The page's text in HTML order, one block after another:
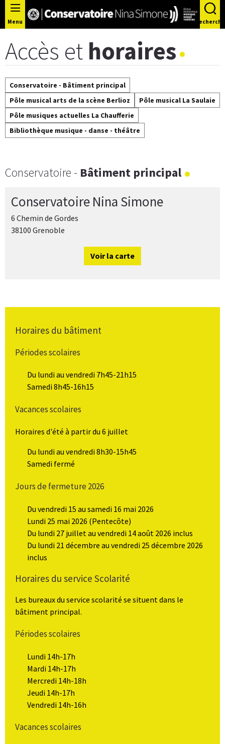
Panneau de gestion des cookies
Menu Recherche
Accès et horaires
Conservatoire - Bâtiment principal
Pôle musical arts de la scène Berlioz
Pôle musical La Saulaie
Pôle musiques actuelles La Chaufferie
Bibliothèque musique - danse - théâtre
Conservatoire - Bâtiment principal
Conservatoire Nina Simone
6 Chemin de Gordes
38100 Grenoble
Voir la carte
Horaires du bâtiment
Périodes scolaires
Du lundi au vendredi 7h45-21h15
Samedi 8h45-16h15
Vacances scolaires
Horaires d'été à partir du 6 juillet
Du lundi au vendredi 8h30-15h45
Samedi fermé
Jours de fermeture 2026
Du vendredi 15 au samedi 16 mai 2026
Lundi 25 mai 2026 (Pentecôte)
Du lundi 27 juillet au vendredi 14 août 2026 inclus
Du lundi 21 décembre au vendredi 25 décembre 2026
inclus
Horaires du service Scolarité
Les bureaux du service scolarité se situent dans le
bâtiment principal.
Périodes scolaires
Lundi 14h-17h
Mardi 14h-17h
Mercredi 14h-18h
Jeudi 14h-17h
Vendredi 14h-16h
Vacances scolaires